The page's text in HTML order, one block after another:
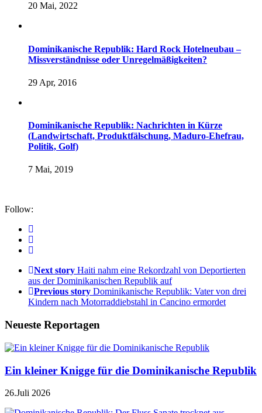
20 Mai, 2022
Dominikanische Republik: Hard Rock Hotelneubau –
Missverständnisse oder Unregelmäßigkeiten?
29 Apr, 2016
Dominikanische Republik: Nachrichten in Kürze
(Landwirtschaft, Produktfälschung, Maduro-Ehefrau,
Politik, Golf)
7 Mai, 2019
Follow:
Next story Haiti nahm eine Rekordzahl von Deportierten
aus der Dominikanischen Republik auf
Previous story Dominikanische Republik: Vater von drei
Kindern nach Motorraddiebstahl in Cancino ermordet
Neueste Reportagen
Ein kleiner Knigge für die Dominikanische Republik
26.Juli 2026